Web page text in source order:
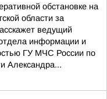
обстановке на
области за
ведущий
информации и
ГУ МЧС России по
Александра...